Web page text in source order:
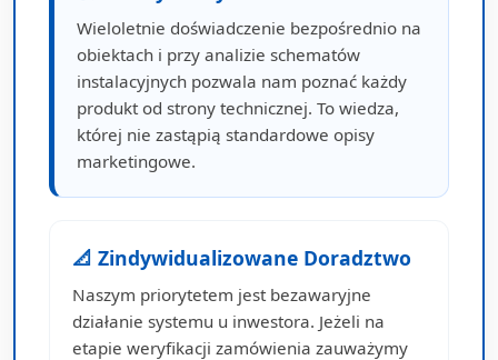
Wieloletnie doświadczenie bezpośrednio na
obiektach i przy analizie schematów
instalacyjnych pozwala nam poznać każdy
produkt od strony technicznej. To wiedza,
której nie zastąpią standardowe opisy
marketingowe.
📐 Zindywidualizowane Doradztwo
Naszym priorytetem jest bezawaryjne
działanie systemu u inwestora. Jeżeli na
etapie weryfikacji zamówienia zauważymy